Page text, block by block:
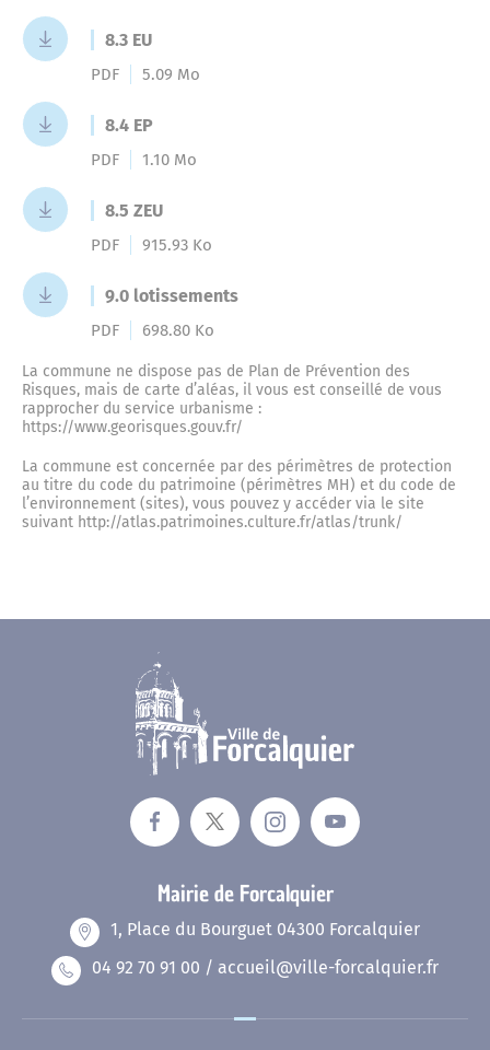
8.3 EU
PDF 5.09 Mo
8.4 EP
PDF 1.10 Mo
8.5 ZEU
PDF 915.93 Ko
9.0 lotissements
PDF 698.80 Ko
La commune ne dispose pas de Plan de Prévention des
Risques, mais de carte d’aléas, il vous est conseillé de vous
rapprocher du service urbanisme :
https://www.georisques.gouv.fr/
La commune est concernée par des périmètres de protection
au titre du code du patrimoine (périmètres MH) et du code de
l’environnement (sites), vous pouvez y accéder via le site
suivant http://atlas.patrimoines.culture.fr/atlas/trunk/
Mairie de Forcalquier
1, Place du Bourguet 04300 Forcalquier
04 92 70 91 00 / accueil@ville-forcalquier.fr